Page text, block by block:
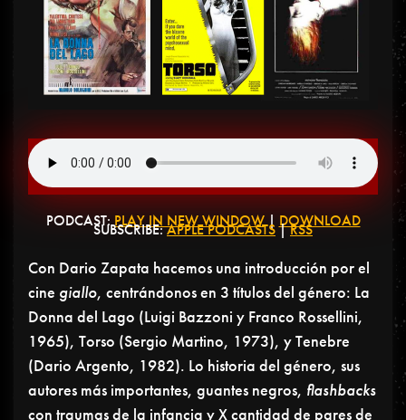
PODCAST:PLAY IN NEW WINDOW| DOWNLOAD
SUBSCRIBE:APPLE PODCASTS|RSS
Con Dario Zapata hacemos una introducción por el
cine giallo, centrándonos en 3 títulos del género: La
Donna del Lago (Luigi Bazzoni y Franco Rossellini,
1965), Torso (Sergio Martino, 1973), y Tenebre
(Dario Argento, 1982). Lo historia del género, sus
autores más importantes, guantes negros, flashbacks
con traumas de la infancia y X cantidad de pares de